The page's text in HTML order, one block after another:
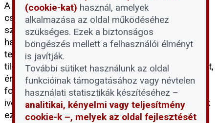
A rekordalacsony dunai vízállás idején sokan
csábítónak találják, hogy besétáljanak a folyó
szárazzá vált medrébe, ám a Fővárosi Vízművek
határozottan figyelmeztet: a vízbázisvédelmi
területekre belépni és ott tartózkodni szigorúan
tilos. Ahhoz, hogy megértsük e tilalom jelentőségét,
érdemes tisztázni, mit jelent pontosan a vízbázis
fogalma, és miért jelenthet kockázatot a lakossági
ivóvízellátásra az emberi jelenlét a Duna medrének
ezen részein.
(cookie-kat) használ, amelyek
alkalmazása az oldal működéséhez
szükséges. Ezek a biztonságos
böngészés mellett a felhasználói élményt
is javítják.
További sütiket használunk az oldal
funkcióinak támogatásához vagy névtelen
használati statisztikák készítéséhez –
analitikai, kényelmi vagy teljesítmény
cookie-k –, melyek az oldal fejlesztését